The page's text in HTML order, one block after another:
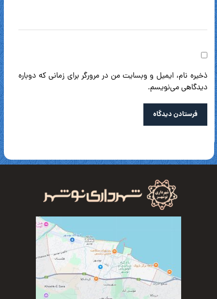
ذخیره نام، ایمیل و وبسایت من در مرورگر برای زمانی که دوباره
دیدگاهی می‌نویسم.
فرستادن دیدگاه